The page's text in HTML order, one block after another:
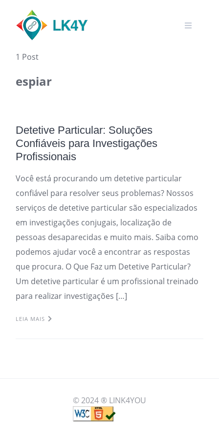
content
1 Post
espiar
Detetive Particular: Soluções
Confiáveis para Investigações
Profissionais
Você está procurando um detetive particular
confiável para resolver seus problemas? Nossos
serviços de detetive particular são especializados
em investigações conjugais, localização de
pessoas desaparecidas e muito mais. Saiba como
podemos ajudar você a encontrar as respostas
que procura. O Que Faz um Detetive Particular?
Um detetive particular é um profissional treinado
para realizar investigações […]
LEIA MAIS
© 2024 ® LINK4YOU